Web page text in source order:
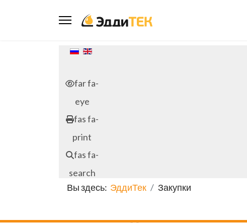
Выберите язык
far fa-
eye
fas fa-
print
fas fa-
search
Вы здесь: ЭддиТек Закупки